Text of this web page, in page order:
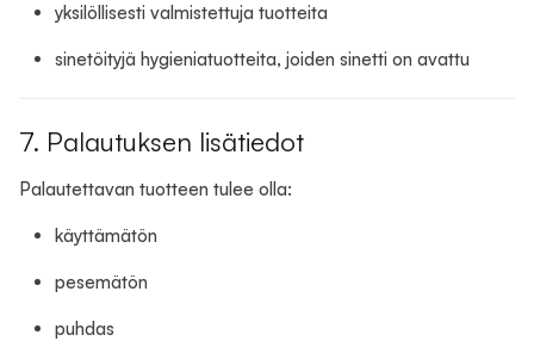
yksilöllisesti valmistettuja tuotteita
sinetöityjä hygieniatuotteita, joiden sinetti on avattu
7. Palautuksen lisätiedot
Palautettavan tuotteen tulee olla:
käyttämätön
pesemätön
puhdas